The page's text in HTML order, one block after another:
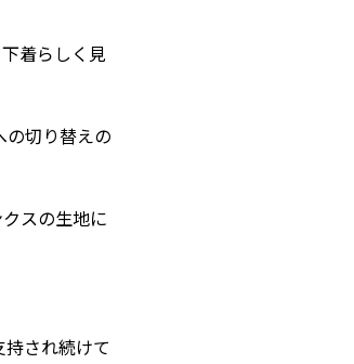
着らしく見
の切り替えの
スの生地に
され続けて